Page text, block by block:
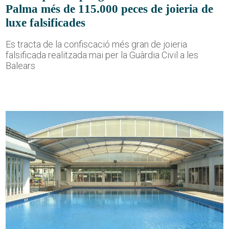
Palma més de 115.000 peces de joieria de
luxe falsificades
Es tracta de la confiscació més gran de joieria
falsificada realitzada mai per la Guàrdia Civil a les
Balears